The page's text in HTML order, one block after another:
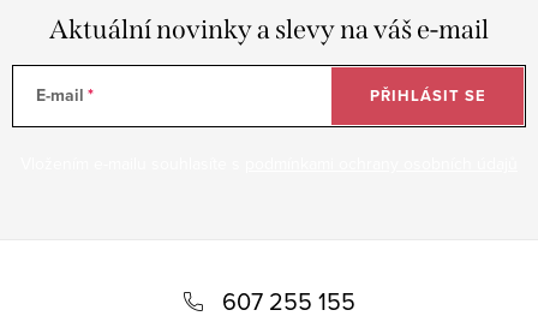
Aktuální novinky a slevy na váš e-mail
E-mail PŘIHLÁSIT SE
607 255 155